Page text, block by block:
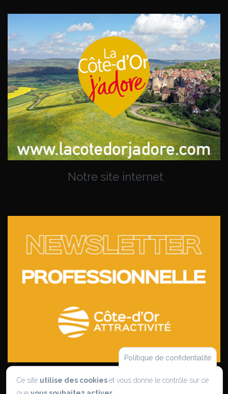
Notre site internet
Nos newsletters
pour les pros
Politique de confidentialité
Ce site utilise des cookieset vous donne le contrôle sur ce